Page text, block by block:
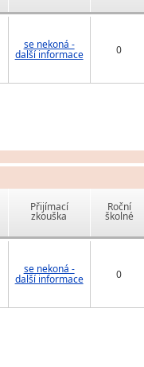
se nekoná -
další informace 0
Přijímací
zkouška
Roční
školné
se nekoná -
další informace 0